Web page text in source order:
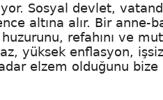
Sosyal devlet,
altına alır. Bir anne-
refahını ve
yüksek enflasyon,
elzem olduğunu bize